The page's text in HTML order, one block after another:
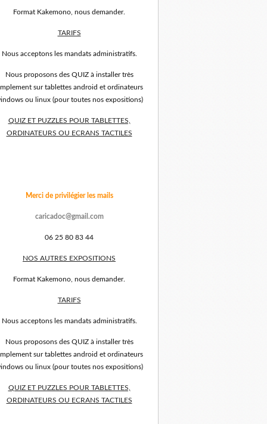
Format Kakemono, nous demander.
TARIFS
Nous acceptons les mandats administratifs.
Nous proposons des QUIZ à installer très
sur tablettes android et ordinateurs
ou linux (pour toutes nos expositions)
QUIZ ET PUZZLES POUR TABLETTES,
ORDINATEURS OU ECRANS TACTILES
Merci de privilégier les mails
caricadoc@gmail.com
06 25 80 83 44
NOS AUTRES EXPOSITIONS
Format Kakemono, nous demander.
TARIFS
Nous acceptons les mandats administratifs.
Nous proposons des QUIZ à installer très
sur tablettes android et ordinateurs
ou linux (pour toutes nos expositions)
QUIZ ET PUZZLES POUR TABLETTES,
ORDINATEURS OU ECRANS TACTILES